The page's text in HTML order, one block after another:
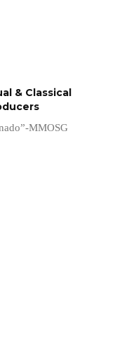
& Classical
MMOSG